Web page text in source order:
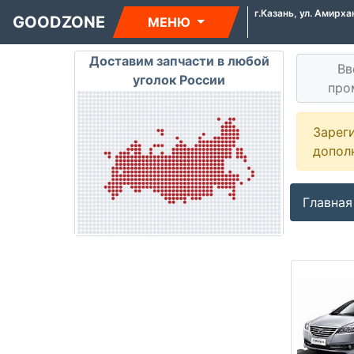
GOODZONE МЕНЮ
г.Казань, ул.
Доставим запчасти в любой
уголок России
Главная